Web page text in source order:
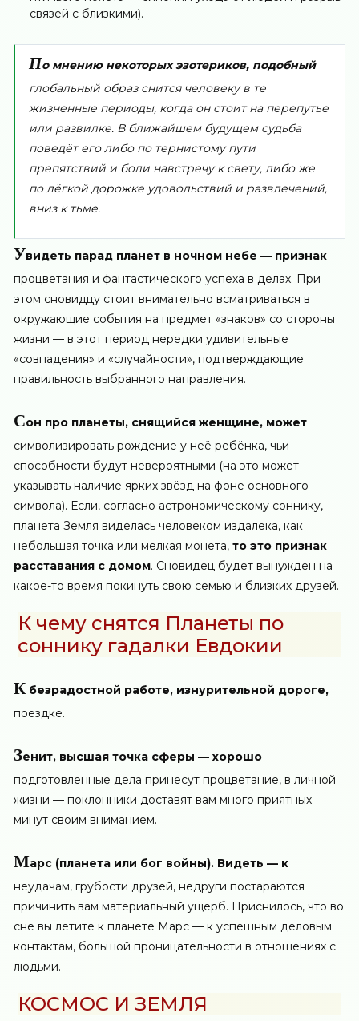
связей с близкими).
По мнению некоторых эзотериков, подобный
глобальный образ снится человеку в те
жизненные периоды, когда он стоит на перепутье
или развилке. В ближайшем будущем судьба
поведёт его либо по тернистому пути
препятствий и боли навстречу к свету, либо же
по лёгкой дорожке удовольствий и развлечений,
вниз к тьме.
Увидеть парад планет в ночном небе — признак
процветания и фантастического успеха в делах. При
этом сновидцу стоит внимательно всматриваться в
окружающие события на предмет «знаков» со стороны
жизни — в этот период нередки удивительные
«совпадения» и «случайности», подтверждающие
правильность выбранного направления.
Сон про планеты, снящийся женщине, может
символизировать рождение у неё ребёнка, чьи
способности будут невероятными (на это может
указывать наличие ярких звёзд на фоне основного
символа). Если, согласно астрономическому соннику,
планета Земля виделась человеком издалека, как
небольшая точка или мелкая монета,то это признак
расставания с домом. Сновидец будет вынужден на
какое-то время покинуть свою семью и близких друзей.
К чему снятся Планеты по
соннику гадалки Евдокии
К безрадостной работе, изнурительной дороге,
поездке.
Зенит, высшая точка сферы — хорошо
подготовленные дела принесут процветание, в личной
жизни — поклонники доставят вам много приятных
минут своим вниманием.
Марс (планета или бог войны). Видеть — к
неудачам, грубости друзей, недруги постараются
причинить вам материальный ущерб. Приснилось, что во
сне вы летите к планете Марс — к успешным деловым
контактам, большой проницательности в отношениях с
людьми.
КОСМОС И ЗЕМЛЯ